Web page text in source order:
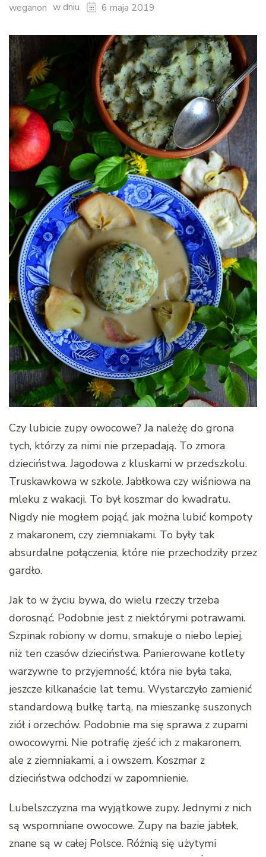
weganon w dniu 6 maja 2019
Czy lubicie zupy owocowe? Ja należę do grona
tych, którzy za nimi nie przepadają. To zmora
dzieciństwa. Jagodowa z kluskami w przedszkolu.
Truskawkowa w szkole. Jabłkowa czy wiśniowa na
mleku z wakacji. To był koszmar do kwadratu.
Nigdy nie mogłem pojąć, jak można lubić kompoty
z makaronem, czy ziemniakami. To były tak
absurdalne połączenia, które nie przechodziły przez
gardło.
Jak to w życiu bywa, do wielu rzeczy trzeba
dorosnąć. Podobnie jest z niektórymi potrawami.
Szpinak robiony w domu, smakuje o niebo lepiej,
niż ten czasów dzieciństwa. Panierowane kotlety
warzywne to przyjemność, która nie była taka,
jeszcze kilkanaście lat temu. Wystarczyło zamienić
standardową bułkę tartą, na mieszankę suszonych
ziół i orzechów. Podobnie ma się sprawa z zupami
owocowymi. Nie potrafię zjeść ich z makaronem,
ale z ziemniakami, a i owszem. Koszmar z
dzieciństwa odchodzi w zapomnienie.
Lubelszczyzna ma wyjątkowe zupy. Jednymi z nich
są wspomniane owocowe. Zupy na bazie jabłek,
znane są w całej Polsce. Różnią się użytymi